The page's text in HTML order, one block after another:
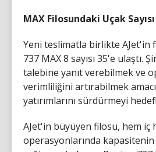
MAX Filosundaki Uçak
Yeni teslimatla birlikte AJet'in
737 MAX 8 sayısı 35'e ulaştı.
talebine yanıt verebilmek ve
verimliliğini artırabilmek
yatırımlarını sürdürmeyi
AJet'in büyüyen filosu, hem iç
operasyonlarında kapasitenin